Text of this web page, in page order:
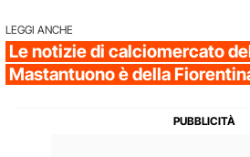
LEGGI ANCHE
Le notizie di calciomercato
Mastantuono è della